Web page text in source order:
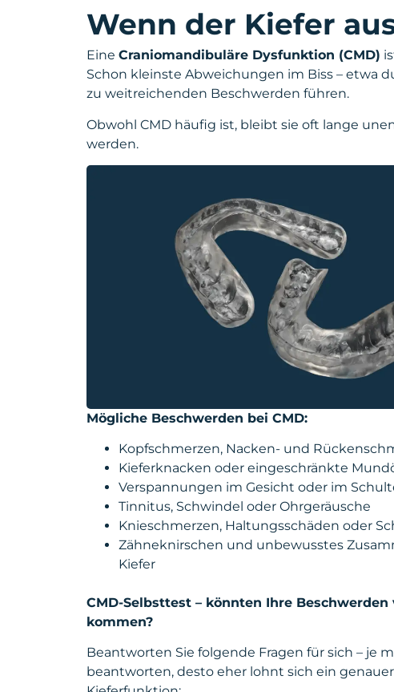
Wenn der Kiefer
Eine Craniomandibuläre Dysfunktion (CMD)
Schon kleinste Abweichungen im Biss – etwa
zu weitreichenden Beschwerden führen.
Obwohl CMD häufig ist, bleibt sie oft lange
werden.
Mögliche Beschwerden bei CMD:
Kopfschmerzen, Nacken- und
Kieferknacken oder eingeschränkte
Verspannungen im Gesicht oder im
Tinnitus, Schwindel oder Ohrgeräusche
Knieschmerzen, Haltungsschäden oder
Zähneknirschen und unbewusstes
Kiefer
CMD-Selbsttest – könnten Ihre Beschwerden
kommen?
Beantworten Sie folgende Fragen für sich – je
beantworten, desto eher lohnt sich ein